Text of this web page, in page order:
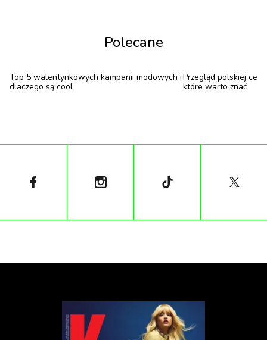
waszymi możliwości finansowymi, możecie udać się
Walentego. Co roku organizowane są także
obchody święta miłości. W tym roku zaplanowano
Polecane
Top 5 walentynkowych kampanii modowych i
dlaczego są cool
Przegląd polskiej
które warto znać